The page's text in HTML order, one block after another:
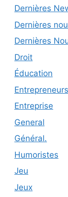
Dernières
Dernières
Dernières
Droit
Éducation
Entrepreneurs
Entreprise
General
Général.
Humoristes
Jeu
Jeux